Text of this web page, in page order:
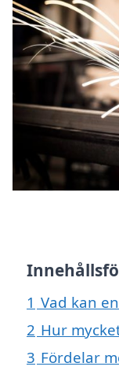
1 Vad kan
2 Hur
3 Fördelar